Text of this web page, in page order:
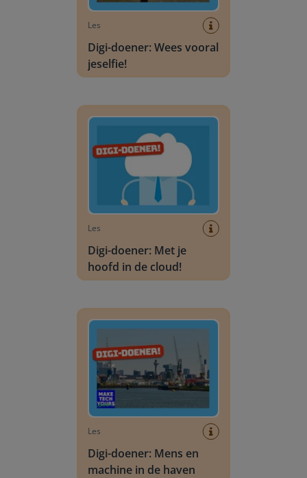
Les
Digi-doener: Wees vooral
jeselfie!
Les
Digi-doener: Met je
hoofd in de cloud!
Les
Digi-doener: Mens en
machine in de haven